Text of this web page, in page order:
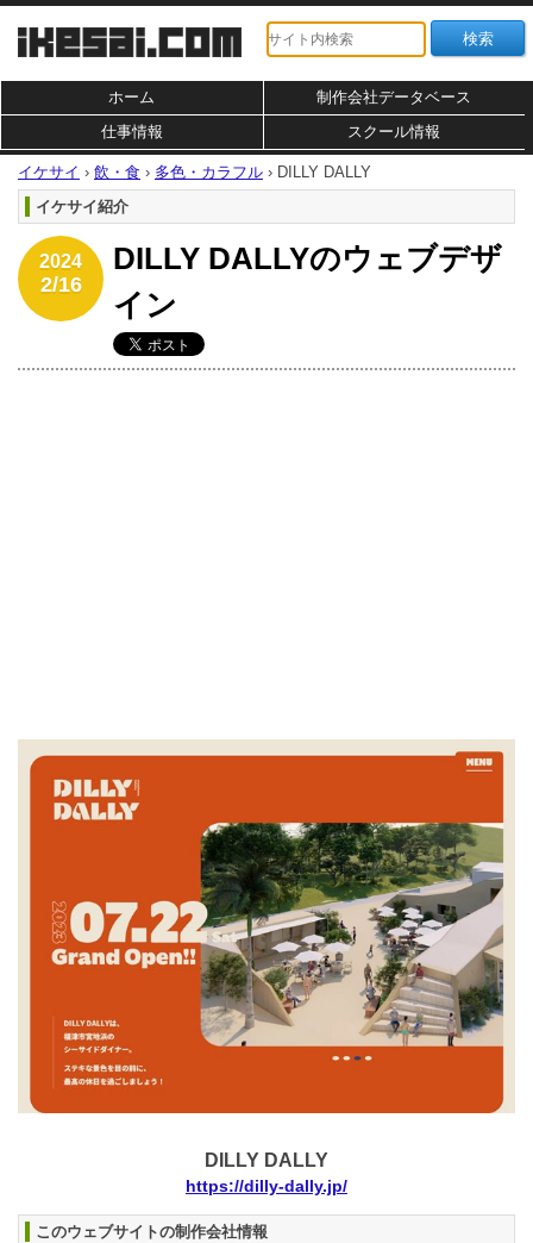
ホーム
制作会社データベース
仕事情報
スクール情報
イケサイ › 飲・食 › 多色・カラフル › DILLY DALLY
イケサイ紹介
2024
2/16
DILLY DALLYのウェブデザ
イン
DILLY DALLY
https://dilly-dally.jp/
このウェブサイトの制作会社情報